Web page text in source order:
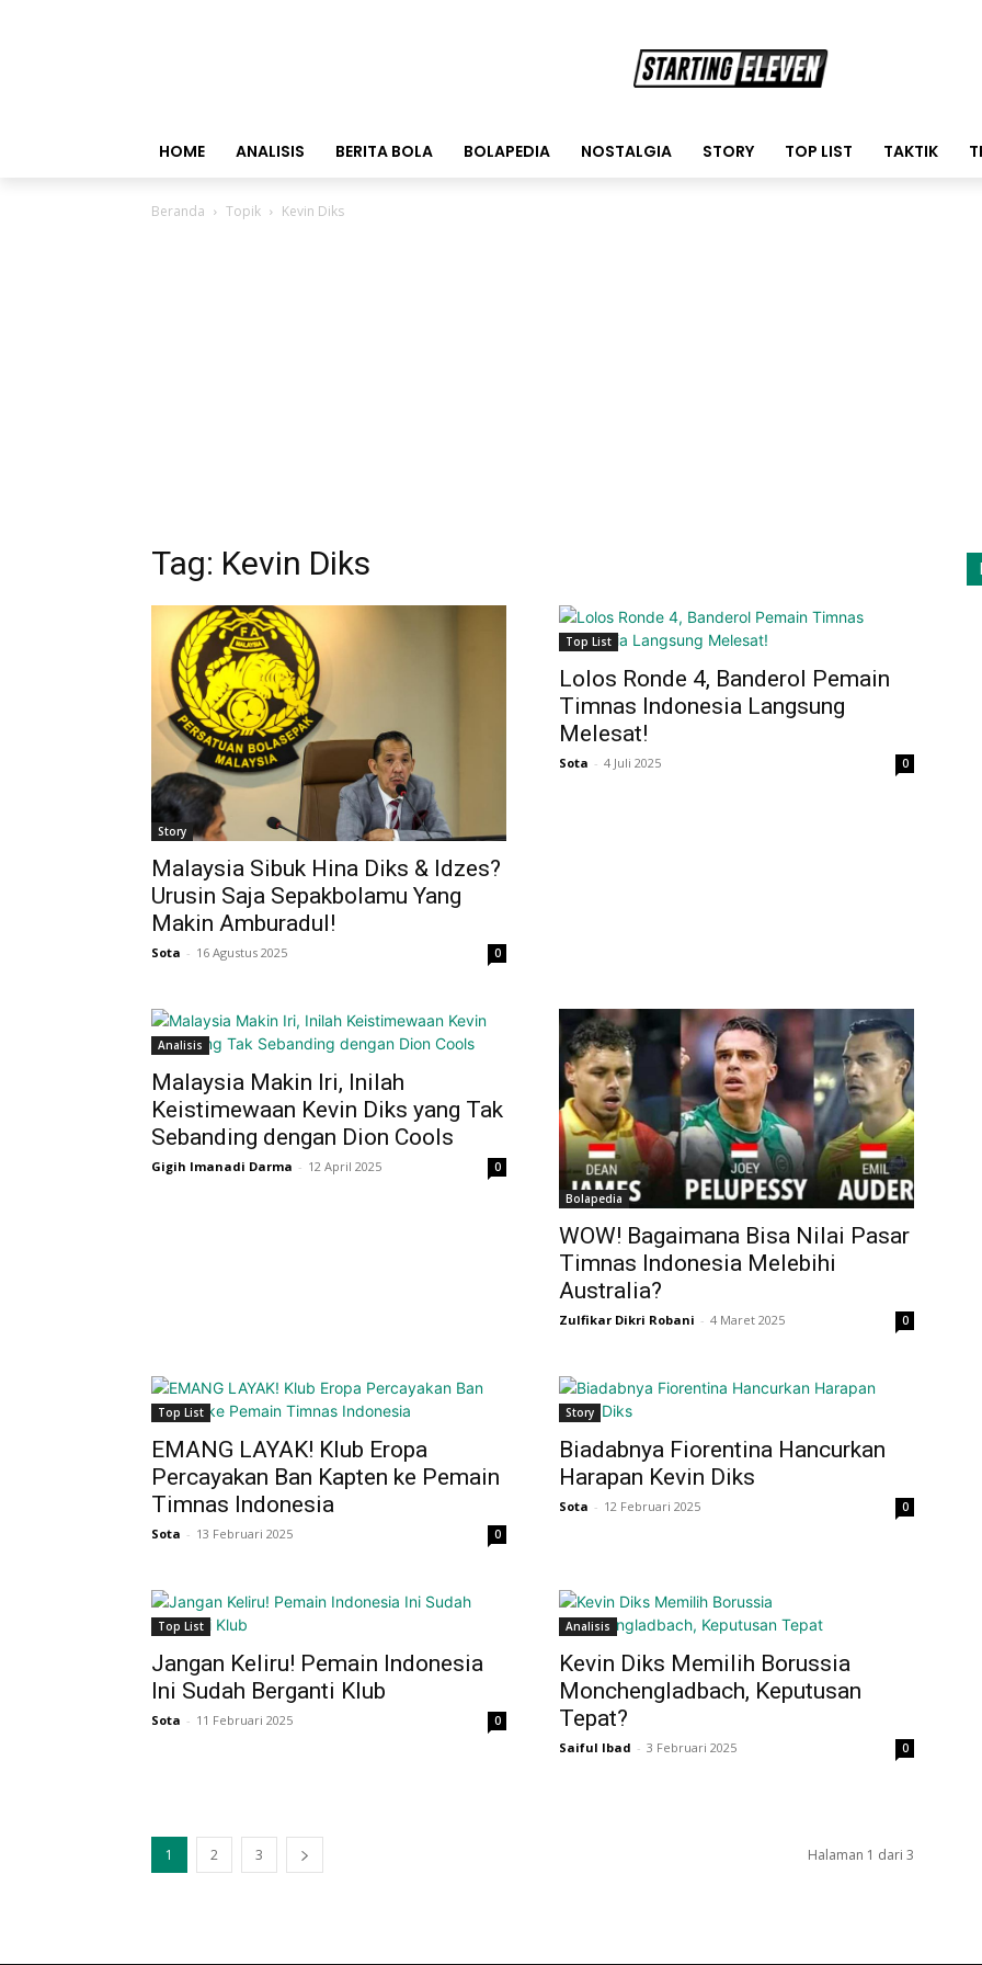
HOME ANALISIS BERITA BOLA BOLAPEDIA NOSTALGIA STORY TOP LIST TAKTIK
Beranda Topik Kevin Diks
Tag: Kevin Diks
Story
Malaysia Sibuk Hina Diks & Idzes?
Urusin Saja Sepakbolamu Yang
Makin Amburadul!
Sota - 16 Agustus 2025 0
Top List
Lolos Ronde 4, Banderol Pemain
Timnas Indonesia Langsung
Melesat!
Sota - 4 Juli 2025 0
Analisis
Malaysia Makin Iri, Inilah
Keistimewaan Kevin Diks yang Tak
Sebanding dengan Dion Cools
Gigih Imanadi Darma - 12 April 2025 0
Bolapedia
WOW! Bagaimana Bisa Nilai Pasar
Timnas Indonesia Melebihi
Australia?
Zulfikar Dikri Robani - 4 Maret 2025 0
Top List
EMANG LAYAK! Klub Eropa
Percayakan Ban Kapten ke Pemain
Timnas Indonesia
Sota - 13 Februari 2025 0
Story
Biadabnya Fiorentina Hancurkan
Harapan Kevin Diks
Sota - 12 Februari 2025 0
Top List
Jangan Keliru! Pemain Indonesia
Ini Sudah Berganti Klub
Sota - 11 Februari 2025 0
Analisis
Kevin Diks Memilih Borussia
Monchengladbach, Keputusan
Tepat?
Saiful Ibad - 3 Februari 2025 0
1 2 3 Halaman 1 dari 3